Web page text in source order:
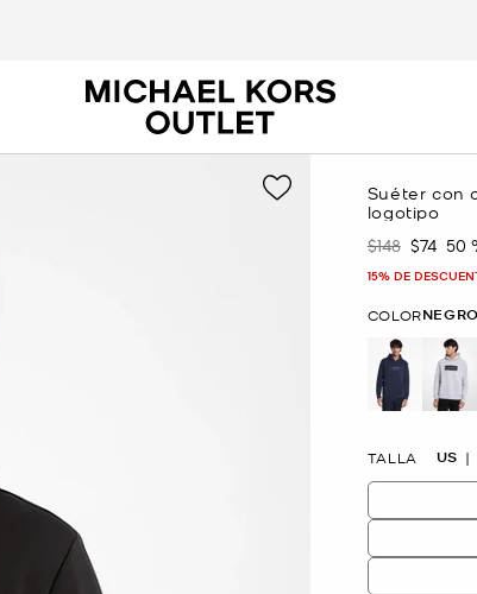
Suéter con
logotipo
Era
$148 Ahora
$74 50
15% DE
COLOR
TALLA US